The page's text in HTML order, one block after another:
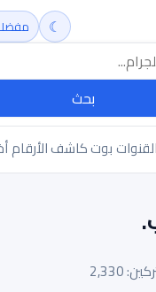
بحث
☾
بوت كاشف الأرقام
2,330